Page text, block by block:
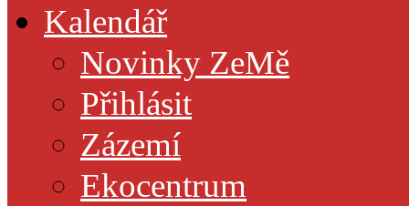
Kalendář
Novinky ZeMě
Přihlásit
Zázemí
Ekocentrum